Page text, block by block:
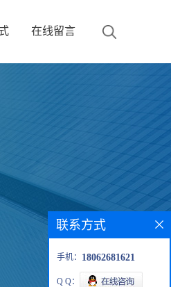
在线留言
联系方式
手机： 18062681621
Q Q：